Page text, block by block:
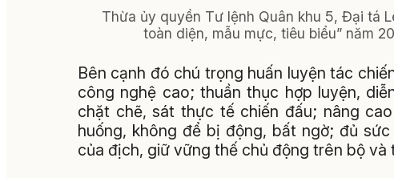
Thừa ủy quyền Tư lệnh Quân khu 5, Đại tá
toàn diện, mẫu mực, tiêu biểu” năm
Bên cạnh đó chú trọng huấn luyện tác
công nghệ cao; thuần thục hợp luyện,
chặt chẽ, sát thực tế chiến đấu; nâng
huống, không để bị động, bất ngờ; đủ
của địch, giữ vững thế chủ động trên bộ